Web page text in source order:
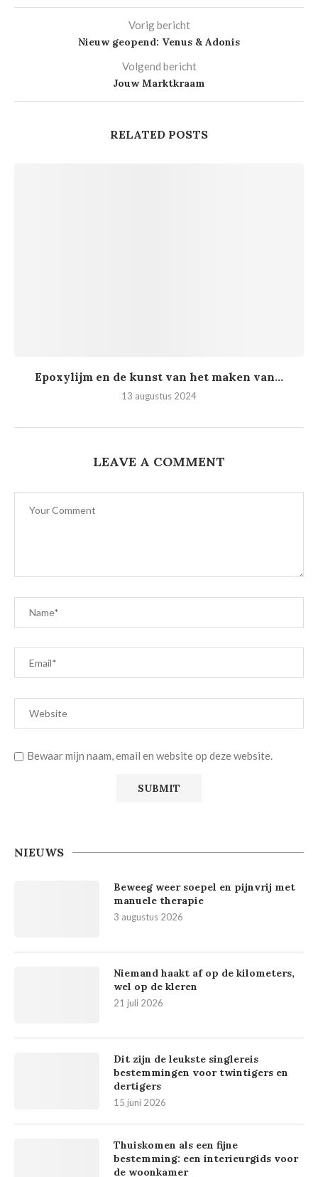
Vorig bericht
Nieuw geopend: Venus & Adonis
Volgend bericht
Jouw Marktkraam
RELATED POSTS
Epoxylijm en de kunst van het maken van...
13 augustus 2024
LEAVE A COMMENT
Bewaar mijn naam, email en website op deze website.
NIEUWS
Beweeg weer soepel en pijnvrij met
manuele therapie
3 augustus 2026
Niemand haakt af op de kilometers,
wel op de kleren
21 juli 2026
Dit zijn de leukste singlereis
bestemmingen voor twintigers en
dertigers
15 juni 2026
Thuiskomen als een fijne
bestemming: een interieurgids voor
de woonkamer